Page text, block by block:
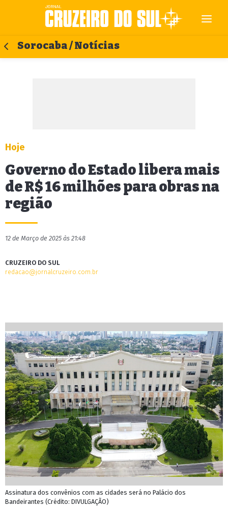
Sorocaba / Notícias
Hoje
Governo do Estado libera mais
de R$ 16 milhões para obras na
região
12 de Março de 2025 às 21:48
CRUZEIRO DO SUL
redacao@jornalcruzeiro.com.br
Assinatura dos convênios com as cidades será no Palácio dos
Bandeirantes (Crédito: DIVULGAÇÃO)